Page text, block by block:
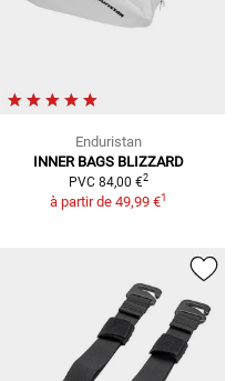
Enduristan
INNER BAGS BLIZZARD
PVC 84,00 €2
à partir de 49,99 €1